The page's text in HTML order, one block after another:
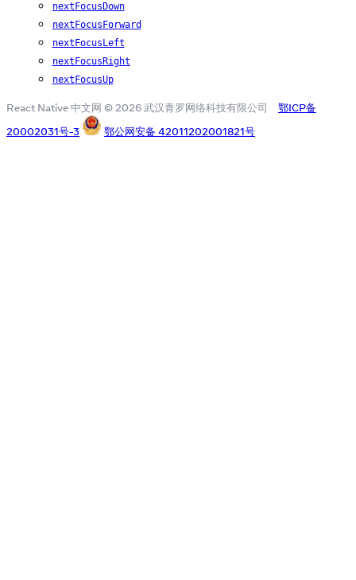
nextFocusDown
nextFocusForward
nextFocusLeft
nextFocusRight
nextFocusUp
React Native 中文网 © 2026 武汉青罗网络科技有限公司
鄂ICP备
20002031号-3
鄂公网安备 42011202001821号